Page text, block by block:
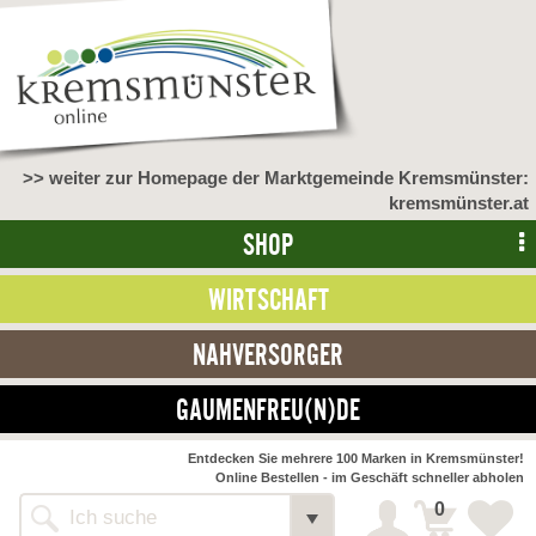
>> weiter zur Homepage der Marktgemeinde Kremsmünster:
kremsmünster.at
SHOP
WIRTSCHAFT
NAHVERSORGER
GAUMENFREU(N)DE
Alle Webseiten
Entdecken Sie mehrere 100 Marken in Kremsmünster!
Online Bestellen - im Geschäft schneller abholen
0
NAHVERSORGER
>> Bauernmarkt << Detail